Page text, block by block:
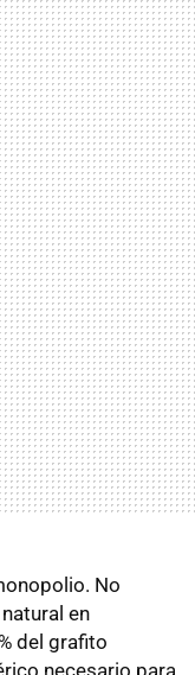
No
en
del grafito
necesario para